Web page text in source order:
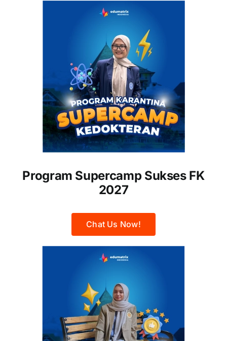
Program Supercamp Sukses FK
2027
Chat Us Now!